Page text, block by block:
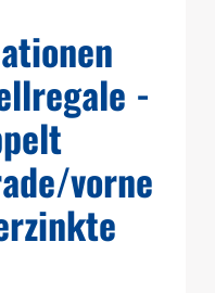
-
vorne